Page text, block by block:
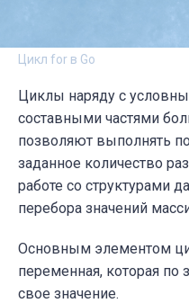
Цикл for в Go
Циклы наряду с
составными частями
позволяют выполнять
заданное количество
работе со структурами
перебора значений
Основным элементом
переменная, которая по
свое значение.